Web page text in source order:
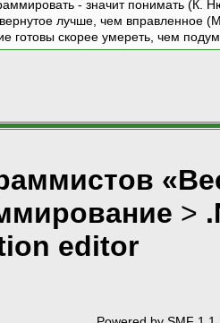
- значит понимать (К.
лучше, чем вправленное
готовы скорее умереть, чем
>
editor